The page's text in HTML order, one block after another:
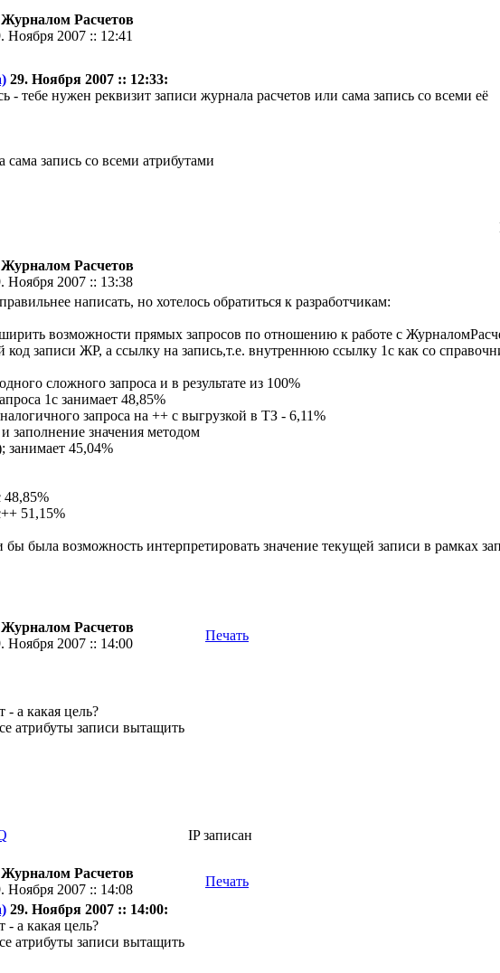
Журналом Расчетов
Ноября 2007 :: 12:41
29. Ноября 2007 :: 12:33:
- тебе нужен реквизит записи журнала расчетов или сама запись со всеми её
запись со всеми атрибутами
Журналом Расчетов
Ноября 2007 :: 13:38
написать, но хотелось обратиться к разработчикам:
возможности прямых запросов по отношению к работе с
код записи ЖР, а ссылку на запись,т.е. внутреннюю ссылку 1с как со
сложного запроса и в результате из 100%
1с занимает 48,85%
запроса на ++ с выгрузкой в ТЗ - 6,11%
заполнение значения методом
45,04%
48,85%
51,15%
была возможность интерпретировать значение текущей записи в рамках
Журналом Расчетов
Ноября 2007 :: 14:00
Печать
- а какая цель?
атрибуты записи вытащить
IP записан
Журналом Расчетов
Ноября 2007 :: 14:08
Печать
29. Ноября 2007 :: 14:00:
- а какая цель?
атрибуты записи вытащить